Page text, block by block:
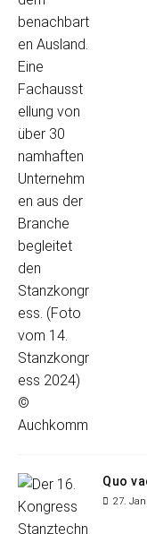
Quo
27.